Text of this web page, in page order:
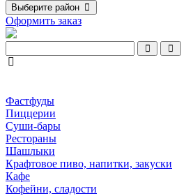
Выберите район
Оформить заказ
Фастфуды
Пиццерии
Суши-бары
Рестораны
Шашлыки
Крафтовое пиво, напитки, закуски
Кафе
Кофейни, сладости